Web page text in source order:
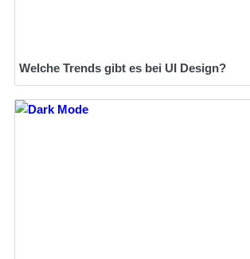
Welche Trends gibt es bei UI Design?